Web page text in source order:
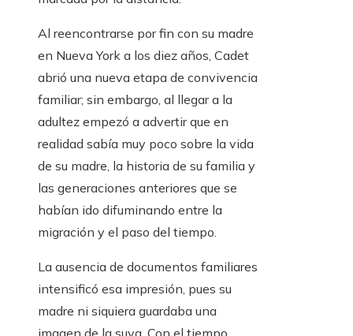
Al reencontrarse por fin con su madre
en Nueva York a los diez años, Cadet
abrió una nueva etapa de convivencia
familiar; sin embargo, al llegar a la
adultez empezó a advertir que en
realidad sabía muy poco sobre la vida
de su madre, la historia de su familia y
las generaciones anteriores que se
habían ido difuminando entre la
migración y el paso del tiempo.
La ausencia de documentos familiares
intensificó esa impresión, pues su
madre ni siquiera guardaba una